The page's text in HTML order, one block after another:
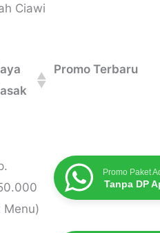
Ciawi
Promo Terbaru
Promo Terbaru
Menu)
Promo Paket
Tanpa DP